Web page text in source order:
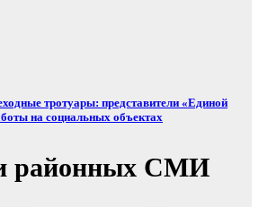
тротуары: представители «Единой
на социальных объектах